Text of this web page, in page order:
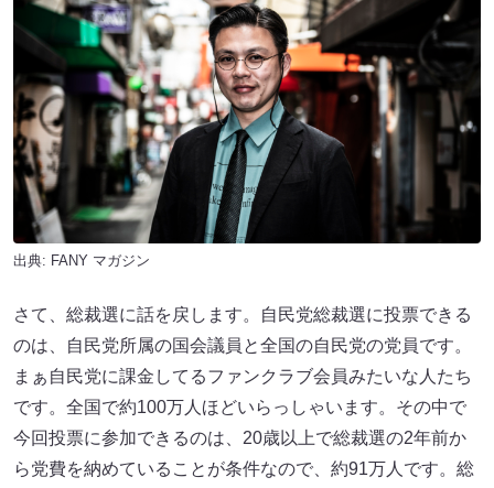
出典: FANY マガジン
さて、総裁選に話を戻します。自民党総裁選に投票できる
のは、自民党所属の国会議員と全国の自民党の党員です。
まぁ自民党に課金してるファンクラブ会員みたいな人たち
です。全国で約100万人ほどいらっしゃいます。その中で
今回投票に参加できるのは、20歳以上で総裁選の2年前か
ら党費を納めていることが条件なので、約91万人です。総